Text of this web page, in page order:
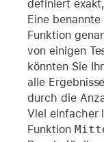
definiert
Eine
Funktion
von einigen
könnten Sie
alle
durch die
Viel einfacher
Funktion